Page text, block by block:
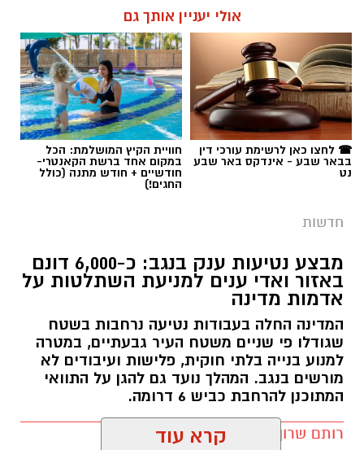
תגים:כרמית
קרדיט: משטרת ישראל
אולי יעניין אותך גם
☎ לחצו כאן לרשימת עורכי דין
בבאר שבע - אינדקס באר שבע
נט
חוויית הקיץ המושלמת: הכל
במקום אחד ברשת הקאנטרי-
חודשיים + חודש מתנה (כולל
החגים!)
חדשות
מבצע נטיעות ענק בנגב: כ-6,000 דונם
באזור ואדי ענים למניעת השתלטות על
אדמות מדינה
המדינה החלה בעבודות נטיעה נרחבות בשטח
שגודלו פי שניים משטח העיר גבעתיים, במטרה
למנוע בנייה בלתי חוקית, פלישות ועיבודים לא
מורשים בנגב. המהלך נועד גם להגן על התוואי
המתוכנן להרחבת כביש 6 דרומה.
רותם שרון / 11:32 08.08.26 קרא עוד